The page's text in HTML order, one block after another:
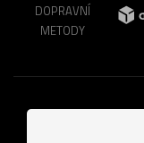
DOPRAVNÍ
METODY